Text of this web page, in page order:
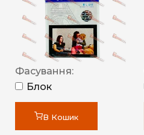
Фасування:
Блок
В Кошик